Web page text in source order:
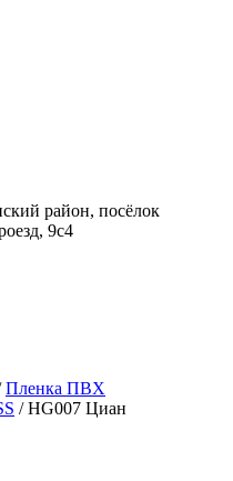
район, посёлок
9с4
Пленка ПВХ
/HG007 Циан